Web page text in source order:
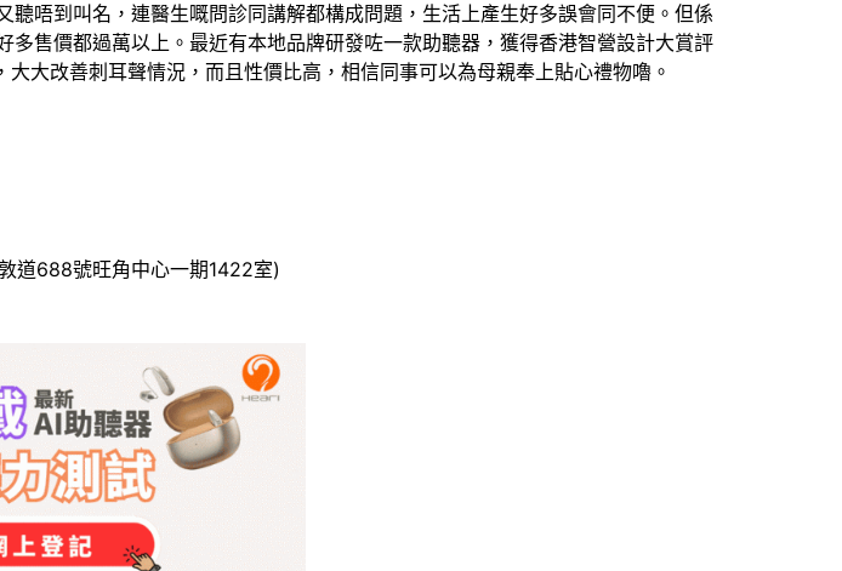
唔到叫名，連醫生嘅問診同講解都構成問題，生活上產生好多誤會同不便。但係
多售價都過萬以上。最近有本地品牌研發咗一款助聽器，獲得香港智營設計大賞評
大改善刺耳聲情況，而且性價比高，相信同事可以為母親奉上貼心禮物嚕。
道688號旺角中心一期1422室)